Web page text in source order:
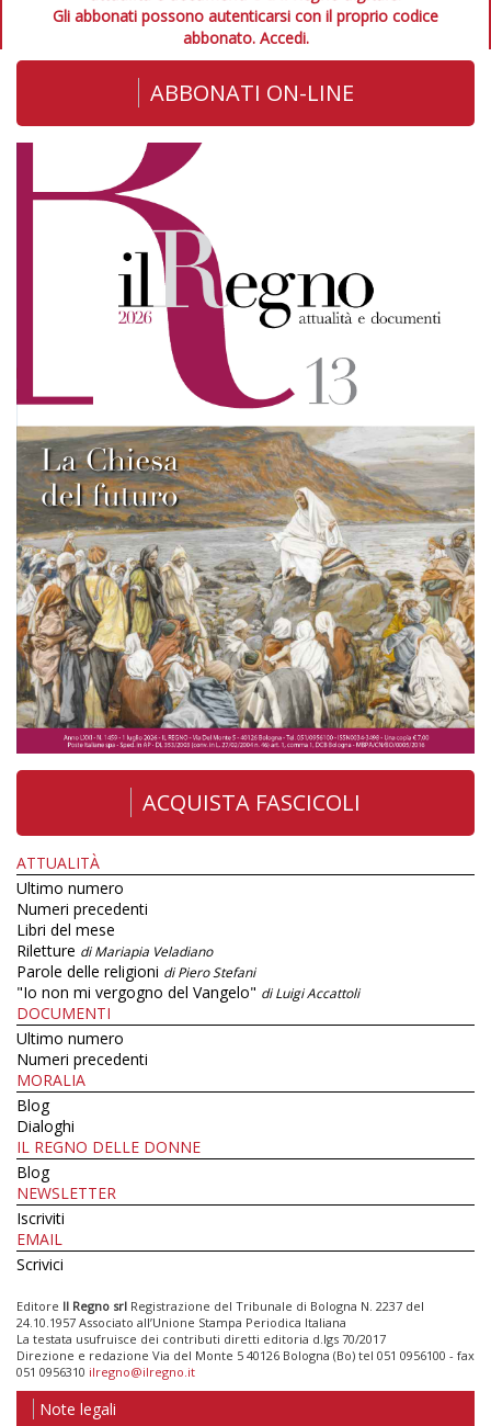
Gli abbonati possono autenticarsi con il proprio codice
abbonato. Accedi.
ABBONATI ON-LINE
ACQUISTA FASCICOLI
ATTUALITÀ
Ultimo numero
Numeri precedenti
Libri del mese
Riletture di Mariapia Veladiano
Parole delle religioni di Piero Stefani
"Io non mi vergogno del Vangelo" di Luigi Accattoli
DOCUMENTI
Ultimo numero
Numeri precedenti
MORALIA
Blog
Dialoghi
IL REGNO DELLE DONNE
Blog
NEWSLETTER
Iscriviti
EMAIL
Scrivici
Editore Il Regno srl Registrazione del Tribunale di Bologna N. 2237 del
24.10.1957 Associato all’Unione Stampa Periodica Italiana
La testata usufruisce dei contributi diretti editoria d.lgs 70/2017
Direzione e redazione Via del Monte 5 40126 Bologna (Bo) tel 051 0956100 - fax
051 0956310 ilregno@ilregno.it
Note legali